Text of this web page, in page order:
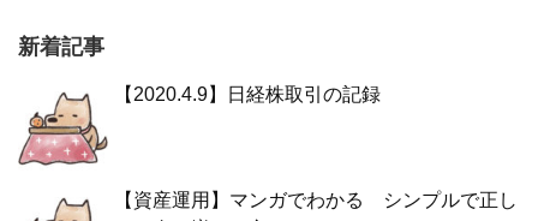
新着記事
【2020.4.9】日経株取引の記録
【資産運用】マンガでわかる シンプルで正し